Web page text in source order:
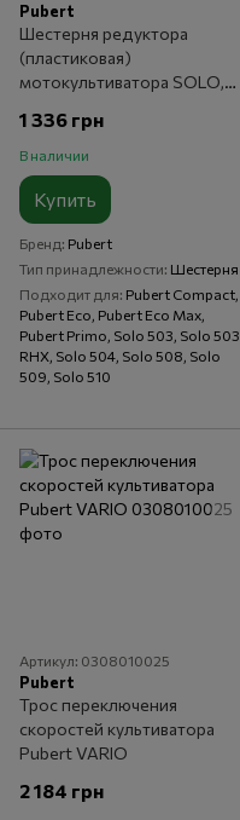
Pubert
Шестерня редуктора
(пластиковая)
мотокультиватора SOLO,
1 336 грн
В наличии
Купить
Бренд Pubert
Тип принадлежности Шестерня
Подходит для Pubert Compact,
Pubert Eco, Pubert Eco Max,
Pubert Primo, Solo 503, Solo 503
RHX, Solo 504, Solo 508, Solo
509, Solo 510
Артикул: 0308010025
Pubert
Трос переключения
скоростей культиватора
Pubert VARIO
2 184 грн